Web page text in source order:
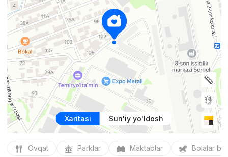
Xaritasi Sun'iy yo'ldosh
Ovqat Parklar Maktablar Bolalar